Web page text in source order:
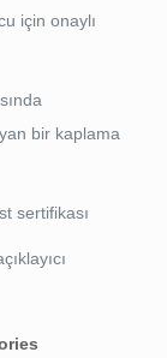
için onaylı
bir kaplama
sertifikası
es